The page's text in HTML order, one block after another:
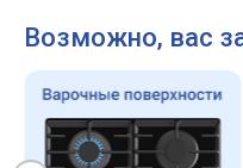
Возможно, вас